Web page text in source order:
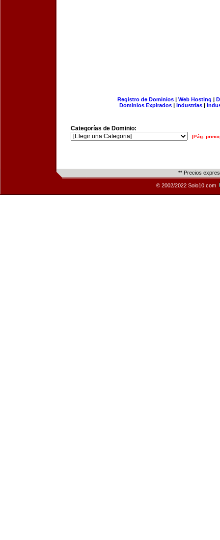
Registro de Dominios| Web Hosting |
Dominios Expirados | Industrias |
Categorías de Dominio:
[Pág.
** Precios
© 2002/2022 Solo10.com